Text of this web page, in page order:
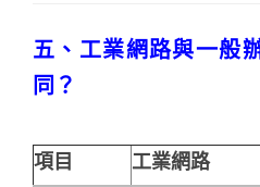
五、工業網路與一般
同？
項目 工業網路